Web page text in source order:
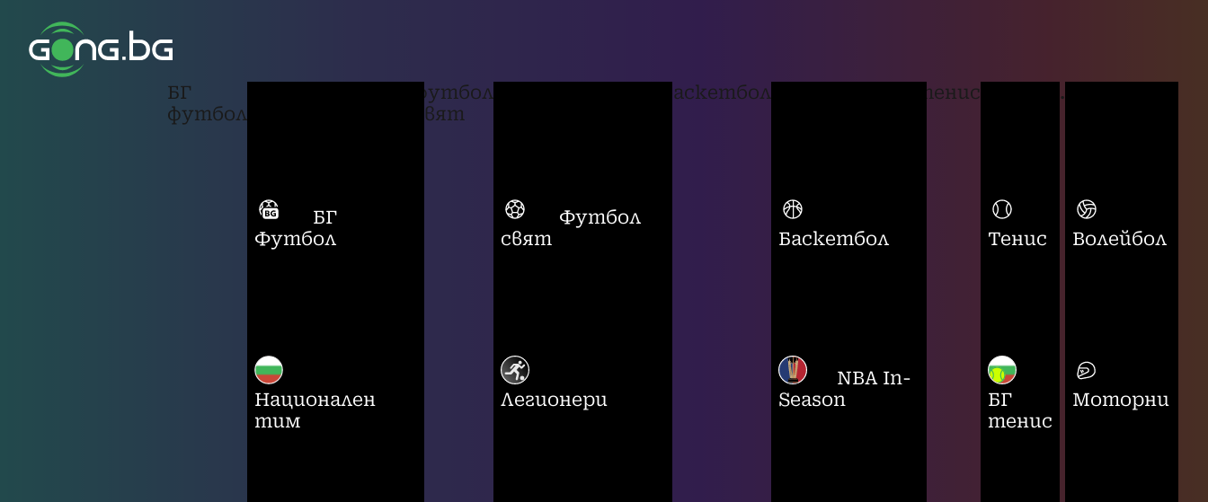
БГ
футбол
БГ
Футбол
Национален
тим
футбол
свят
Футбол
свят
Легионери
баскетбол
Баскетбол
NBA In-
Season
тенис
Тенис
БГ
тенис
...
Волейбол
Моторни